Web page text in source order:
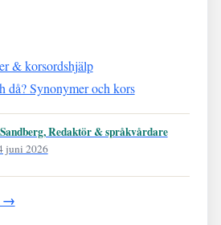
& korsordshjälp
då? Synonymer och kors
Redaktör & språkvårdare
juni 2026
→